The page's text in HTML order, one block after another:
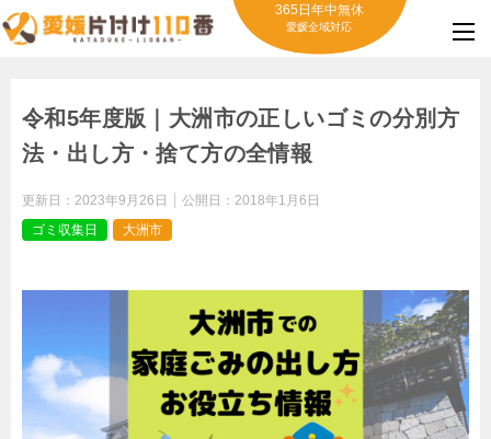
365日年中無休
愛媛全域対応
令和5年度版｜大洲市の正しいゴミの分別方
法・出し方・捨て方の全情報
更新日： 2023年9月26日 公開日： 2018年1月6日
ゴミ収集日
大洲市